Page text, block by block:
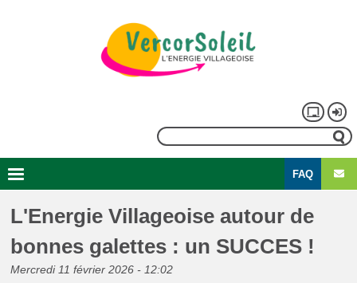
Rechercher
compte
de
l'utilisateur
Navigation
principale
menu
FAQ
L'Energie Villageoise autour de
bonnes galettes : un SUCCES !
Mercredi 11 février 2026 - 12:02